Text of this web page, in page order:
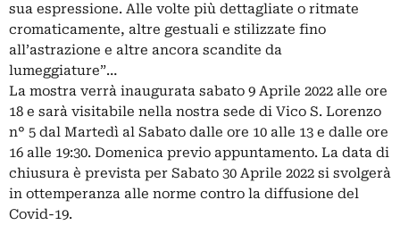
sua espressione. Alle volte più dettagliate o ritmate
cromaticamente, altre gestuali e stilizzate fino
all’astrazione e altre ancora scandite da
lumeggiature”…
La mostra verrà inaugurata sabato 9 Aprile 2022 alle ore
18 e sarà visitabile nella nostra sede di Vico S. Lorenzo
n° 5 dal Martedì al Sabato dalle ore 10 alle 13 e dalle ore
16 alle 19:30. Domenica previo appuntamento. La data di
chiusura è prevista per Sabato 30 Aprile 2022 si svolgerà
in ottemperanza alle norme contro la diffusione del
Covid-19.